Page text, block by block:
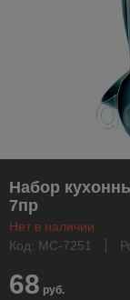
Набор
7пр
Нет в наличии
Код: MC-7251
68 руб.